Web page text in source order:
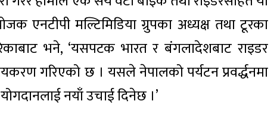
एनटीपी मल्टिमिडिया ग्रुपका अध्यक्ष तथा टूरका
भने, ‘यसपटक भारत र बंगलादेशबाट राइडर
गरिएको छ । यसले नेपालको पर्यटन प्रवर्द्धनमा
नयाँ उचाई दिनेछ ।’